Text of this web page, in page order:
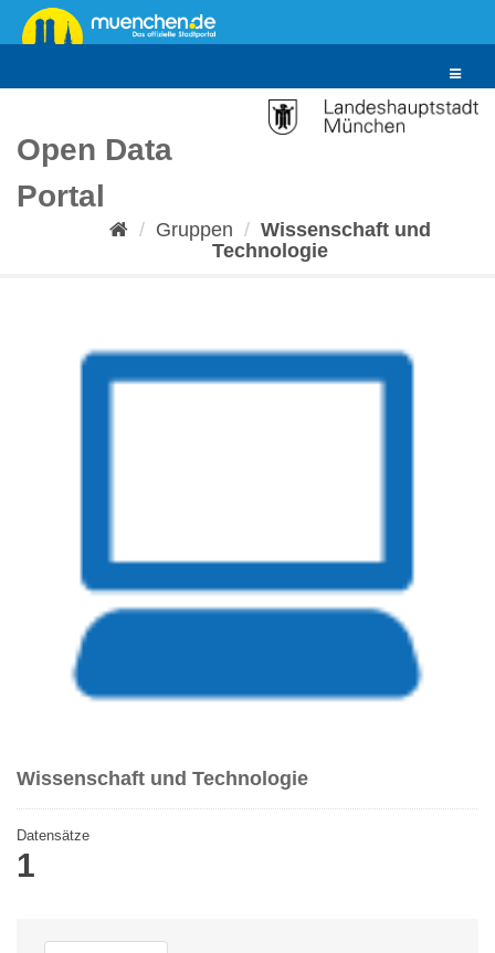
Überspringen
zum
Toggle
Open Data
Portal
Gruppen
Wissenschaft und
Technologie
Wissenschaft und Technologie
Datensätze
1